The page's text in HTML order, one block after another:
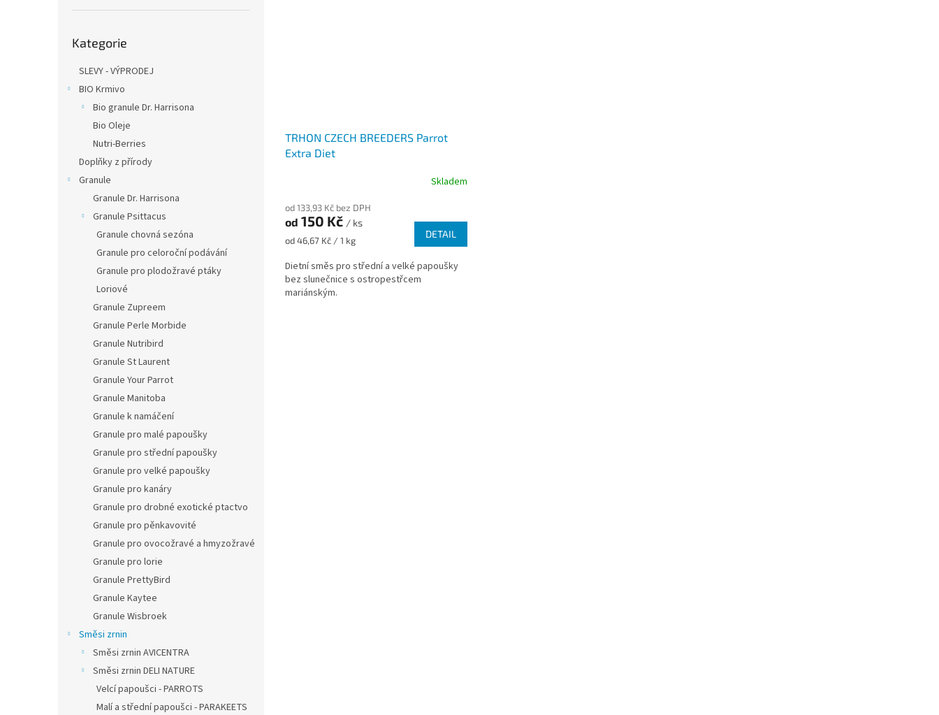
kategorie
Kategorie
SLEVY - VÝPRODEJ
BIO Krmivo
Bio granule Dr. Harrisona
Bio Oleje
Nutri-Berries
Doplňky z přírody
Granule
Granule Dr. Harrisona
Granule Psittacus
Granule chovná sezóna
Granule pro celoroční podávání
Granule pro plodožravé ptáky
Loriové
Granule Zupreem
Granule Perle Morbide
Granule Nutribird
Granule St Laurent
Granule Your Parrot
Granule Manitoba
Granule k namáčení
Granule pro malé papoušky
Granule pro střední papoušky
Granule pro velké papoušky
Granule pro kanáry
Granule pro drobné exotické ptactvo
Granule pro pěnkavovité
Granule pro ovocožravé a hmyzožravé
Granule pro lorie
Granule PrettyBird
Granule Kaytee
Granule Wisbroek
Směsi zrnin
Směsi zrnin AVICENTRA
Směsi zrnin DELI NATURE
Velcí papoušci - PARROTS
Malí a střední papoušci - PARAKEETS
TRHON CZECH BREEDERS Parrot
Extra Diet
Skladem
od 133,93 Kč bez DPH
od 150 Kč / ks
Měrná
od 46,67 Kč / 1 kg
DETAIL
Dietní směs pro střední a velké papoušky
bez slunečnice s ostropestřcem
mariánským.